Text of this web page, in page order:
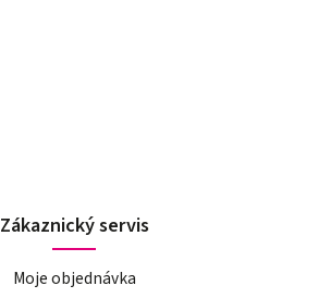
Zákaznický servis
Moje objednávka